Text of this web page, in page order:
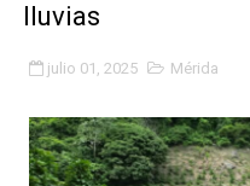
Plan Vacacional
lluvias
julio 01, 2025 Mérida